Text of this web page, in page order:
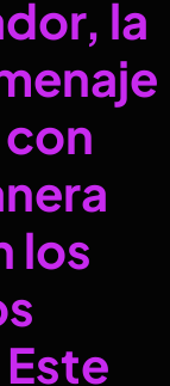
la
los